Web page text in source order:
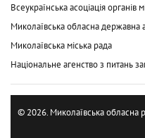
Всеукраїнська асоціація органів
Миколаївська обласна державна
Миколаївська міська рада
Національне агенство з питань
© 2026. Миколаївська обласна